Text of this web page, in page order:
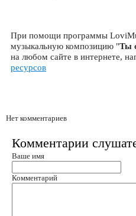
При помощи программы
музыкальную композицию "Ты
на любом сайте в интернете,
ресурсов
Нет комментариев
Комментарии
Ваше имя
Комментарий